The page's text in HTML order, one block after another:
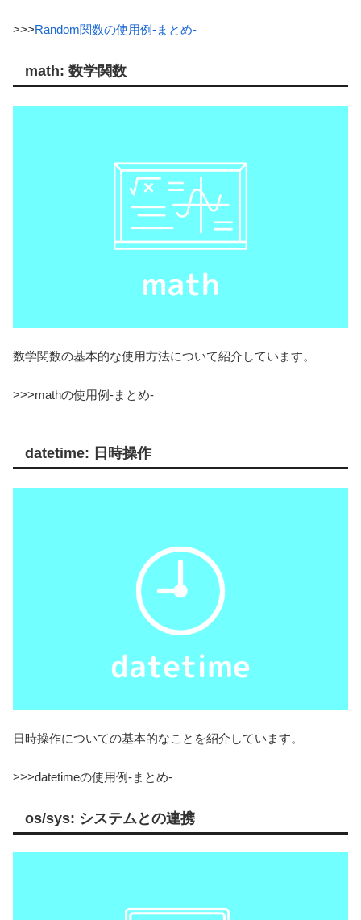
>>>Random関数の使用例-まとめ-
math: 数学関数
数学関数の基本的な使用方法について紹介しています。
>>>mathの使用例-まとめ-
datetime: 日時操作
日時操作についての基本的なことを紹介しています。
>>>datetimeの使用例-まとめ-
os/sys: システムとの連携